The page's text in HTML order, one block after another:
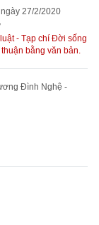
27/2/2020
- Tạp chí Đời sống
bằng văn bản.
Đình Nghệ -